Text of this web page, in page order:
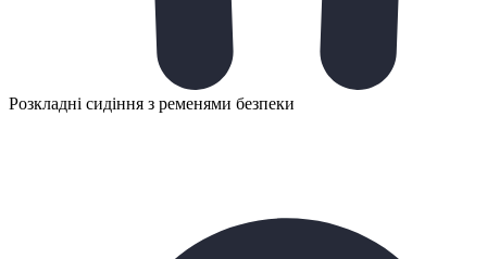
Розкладні сидіння з ременями безпеки